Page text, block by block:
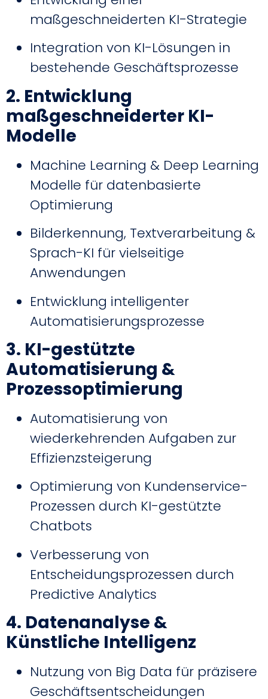
maßgeschneiderten KI-Strategie
Integration von KI-Lösungen in
bestehende Geschäftsprozesse
2. Entwicklung
maßgeschneiderter KI-
Modelle
Machine Learning & Deep Learning
Modelle für datenbasierte
Optimierung
Bilderkennung, Textverarbeitung &
Sprach-KI für vielseitige
Anwendungen
Entwicklung intelligenter
Automatisierungsprozesse
3. KI-gestützte
Automatisierung &
Prozessoptimierung
Automatisierung von
wiederkehrenden Aufgaben zur
Effizienzsteigerung
Optimierung von Kundenservice-
Prozessen durch KI-gestützte
Chatbots
Verbesserung von
Entscheidungsprozessen durch
Predictive Analytics
4. Datenanalyse &
Künstliche Intelligenz
Nutzung von Big Data für präzisere
Geschäftsentscheidungen